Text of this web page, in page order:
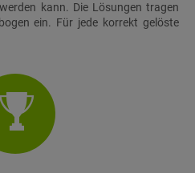
kann. Die Lösungen tragen
ein. Für jede korrekt gelöste